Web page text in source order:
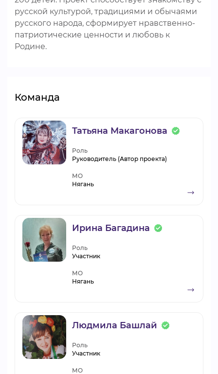
русской культурой, традициями и обычаями
русского народа, сформирует нравственно-
патриотические ценности и любовь к
Родине.
Команда
Татьяна Макагонова
Роль
Руководитель (Автор проекта)
МО
Нягань
Ирина Багадина
Роль
Участник
МО
Нягань
Людмила Башлай
Роль
Участник
МО